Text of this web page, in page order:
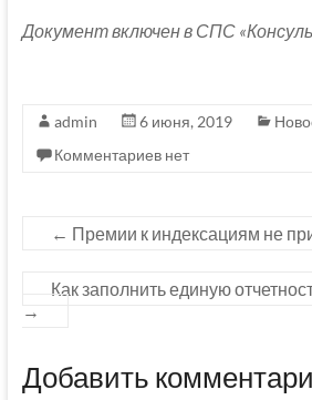
Документ включен в СПС
admin 6 июня, 2019
Комментариев нет
← Премии к индексациям не
Как заполнить единую
→
Добавить